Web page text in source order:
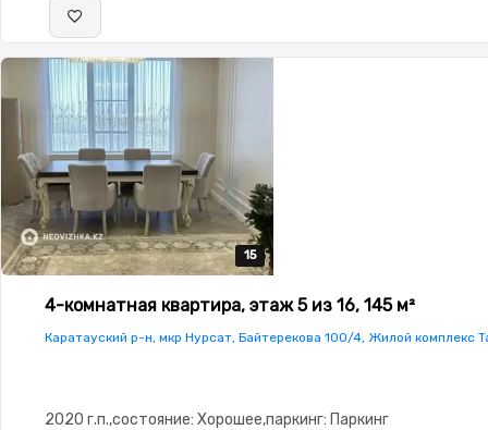
15
15
15
15
15
4-комнатная квартира, этаж 5 из 16, 145 м²
Каратауский р-н, мкр Нурсат, Байтерекова 100/4, Жилой комплекс
2020 г.п.,состояние: Хорошее,паркинг: Паркинг